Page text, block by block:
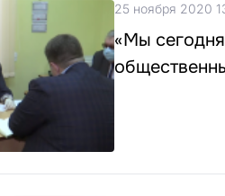
25 ноября 2020
«Мы